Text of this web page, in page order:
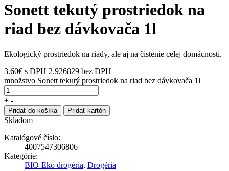
Sonett tekutý prostriedok na
riad bez dávkovača 1l
Ekologický prostriedok na riady, ale aj na čistenie celej domácnosti.
3.60€ s DPH 2.926829 bez DPH
množstvo Sonett tekutý prostriedok na riad bez dávkovača 1l
+ -
Pridať do košíka Pridať kartón
Skladom
Katalógové číslo:
4007547306806
Kategórie:
BIO-Eko drogéria, Drogéria